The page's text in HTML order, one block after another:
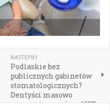
NASTĘPNY
Podlaskie bez
publicznych gabinetów
stomatologicznych?
Dentyści masowo
rezygnują z umów z NFZ